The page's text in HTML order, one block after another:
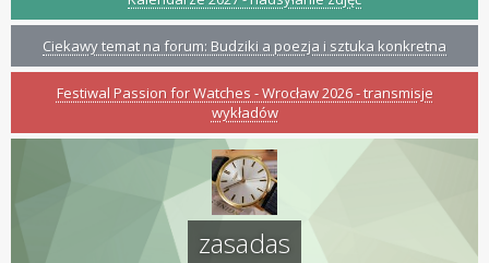
Ciekawy temat na forum: Budziki a poezja i sztuka konkretna
Festiwal Passion for Watches - Wrocław 2026 - transmisje
wykładów
zasadas